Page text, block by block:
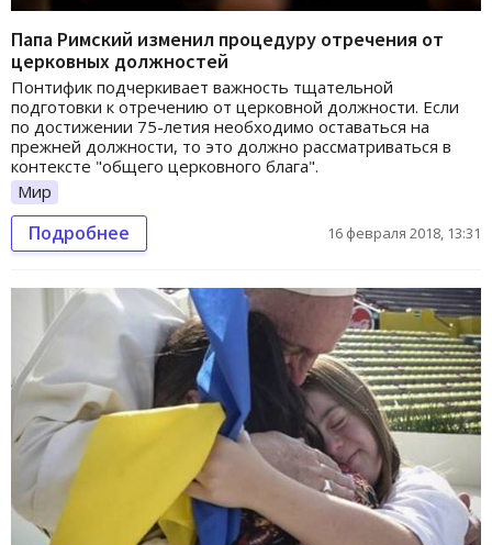
Папа Римский изменил процедуру отречения от
церковных должностей
Понтифик подчеркивает важность тщательной
подготовки к отречению от церковной должности. Если
по достижении 75-летия необходимо оставаться на
прежней должности, то это должно рассматриваться в
контексте "общего церковного блага".
Мир
Подробнее 16 февраля 2018, 13:31